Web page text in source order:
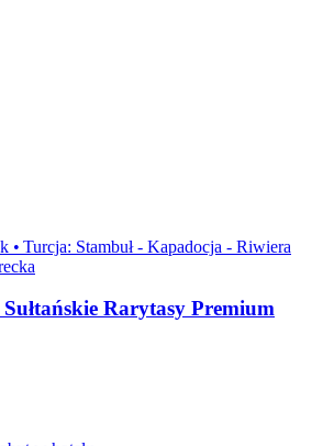
• Turcja: Stambuł - Kapadocja - Riwiera
Rarytasy Premium